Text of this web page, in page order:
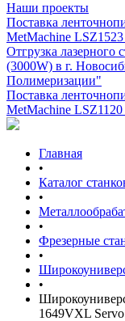
Наши проекты
Поставка
MetMachine LSZ1523
Отгрузка лазерного
(3000W) в г.
Полимеризации"
Поставка
MetMachine LSZ1120
Главная
•
Каталог
•
•
Фрезерные
•
•
1649VXL